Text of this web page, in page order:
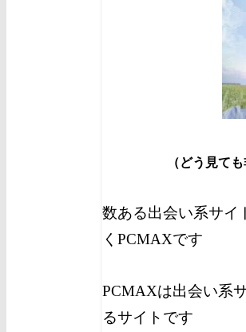
（どう見て
数ある出会い系サイ
くPCMAXです
PCMAXは出会い系
るサイトです